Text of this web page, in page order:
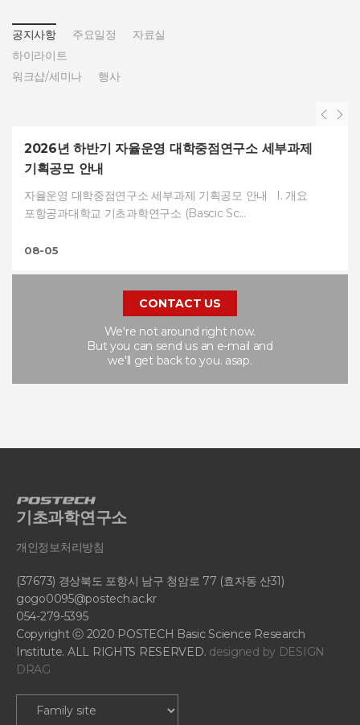
공지사항 주요일정
자료실
하이라이트
워크샵/세미나
행사
2026년 하반기 자율운영 대학중점연구소 세부과제
기획공모 안내
자율운영 대학중점연구소 세부과제 기획공모 안내 I. 개요
포항공과대학교 기초과학연구소 (Bascic Sc...
08-05
CONTACT US
We're not around right now.
But you can send us an e-mail and
we'll get back to you. asap.
기초과학연구소
개인정보처리방침
(37673) 경상북도 포항시 남구 청암로 77 (효자동 산31)
gogo0095@postech.ac.kr
054-279-5395
Copyright ⓒ 2020 POSTECH Basic Science Research
Institute. ALL RIGHTS RESERVED. designed by DESIGN
DRAG